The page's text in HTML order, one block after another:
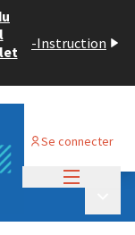
-Instruction
Se connecter